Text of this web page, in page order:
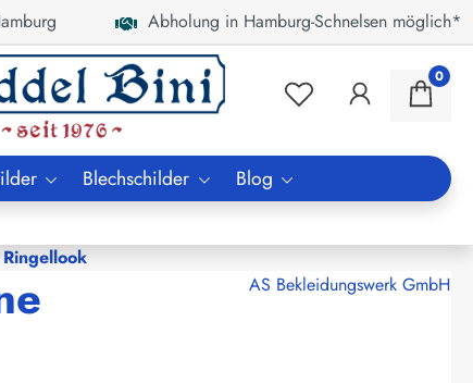
Abholung in Hamburg-Schnelsen möglich*
0
Blechschilder Blog
AS Bekleidungswerk GmbH